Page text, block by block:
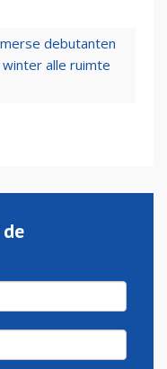
debutanten
winter alle ruimte